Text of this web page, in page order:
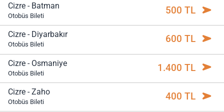
Cizre - Batman
Otobüs Bileti 500 TL
Cizre - Diyarbakır
Otobüs Bileti 600 TL
Cizre - Osmaniye
Otobüs Bileti 1.400 TL
Cizre - Zaho
Otobüs Bileti 400 TL